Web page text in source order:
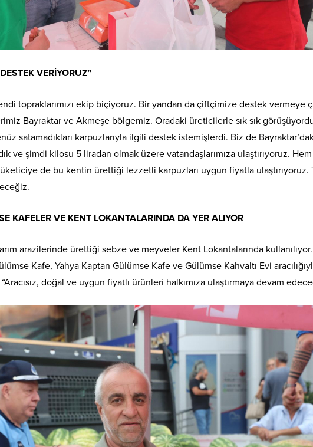
VERİYORUZ”
topraklarımızı ekip biçiyoruz. Bir yandan da çiftçimize destek vermeye
Bayraktar ve Akmeşe bölgemiz. Oradaki üreticilerle sık sık
satamadıkları karpuzlarıyla ilgili destek istemişlerdi. Biz de
ve şimdi kilosu 5 liradan olmak üzere vatandaşlarımıza ulaştırıyoruz.
de bu kentin ürettiği lezzetli karpuzları uygun fiyatla
KAFELER VE KENT LOKANTALARINDA DA YER ALIYOR
arazilerinde ürettiği sebze ve meyveler Kent Lokantalarında
Kafe, Yahya Kaptan Gülümse Kafe ve Gülümse Kahvaltı Evi
doğal ve uygun fiyatlı ürünleri halkımıza ulaştırmaya devam